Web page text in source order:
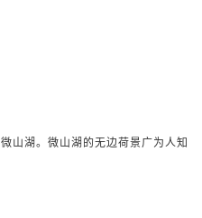
山湖。微山湖的无边荷景广为人知